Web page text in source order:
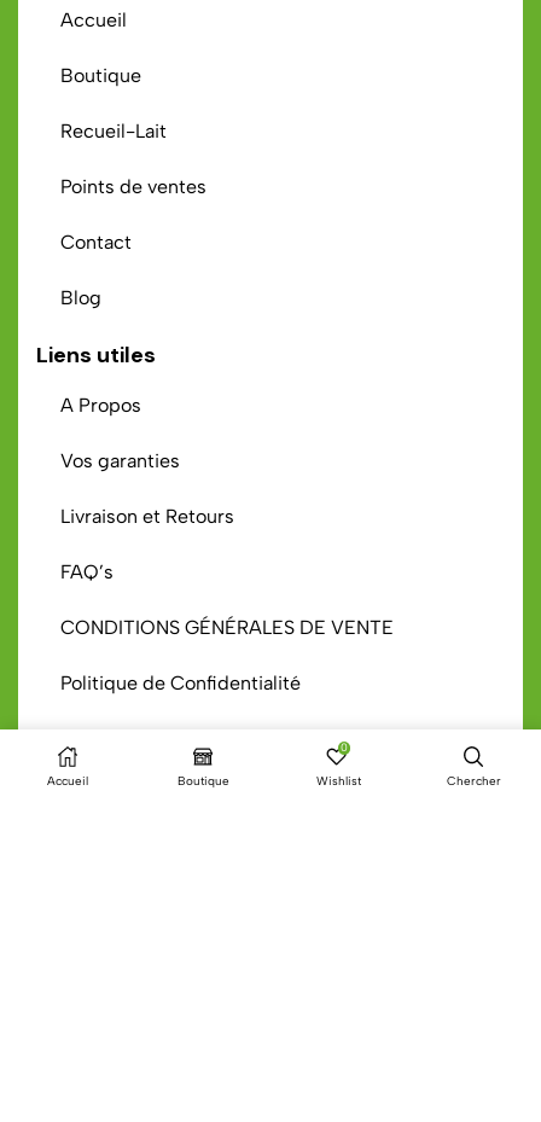
Accueil
Boutique
Recueil-Lait
Points de ventes
Contact
Blog
Liens utiles
A Propos
Vos garanties
Livraison et Retours
FAQ’s
CONDITIONS GÉNÉRALES DE VENTE
Politique de Confidentialité
FAQ’s Recueil Lait
Accueil Boutique
0
Wishlist Chercher